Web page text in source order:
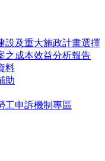
設及重大施政計畫選擇
之成本效益分析報告
料
助
工申訴機制專區